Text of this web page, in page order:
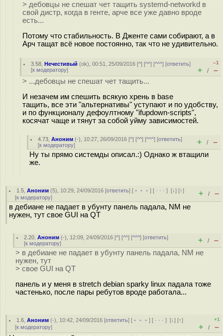
> дебовцы не спешат чет тащить systemd-networkd в
свой дистр, когда в генте, арче все уже давно вроде
есть...
Потому что стабильность. В Дженте сами собирают, а в
Арч тащат всё новое постоянно, так что не удивительно.
3.58 ,Нечестивый (ok), 00:51, 25/09/2016 [^] [^^] [^^^] [ответить]
[к модератору]
–1
+ / –
> ...дебовцы не спешат чет тащить...
И незачем им спешить всякую хрень в base
тащить, все эти "альтернативы" уступают и по удобству,
и по функционалу дефоултному "ifupdown-scripts",
косячат чаще и тянут за собой уйму зависимостей.
4.73 ,Аноним (-), 10:27, 26/09/2016 [^] [^^] [^^^] [ответить]
[к модератору] + / –
Ну ты прямо системды описал.:) Однако ж втащили
же.
1.5 ,Аноним (5), 10:29, 24/09/2016 [ответить] [ ﹢﹢﹢] [ · · ·][↓] [↑]
[к модератору] + / –
в дебиане не падает в убунту панель падала, NM не
нужен, тут свое GUI на QT
2.20 ,Аноним (-), 12:09, 24/09/2016 [^] [^^] [^^^] [ответить]
[к модератору] + / –
> в дебиане не падает в убунту панель падала, NM не
нужен, тут
> свое GUI на QT
панель и у меня в stretch debian sparky linux падала тоже
частенько, после пары ребутов вроде работала...
1.6 ,Аноним (-), 10:42, 24/09/2016 [ответить] [ ﹢﹢﹢] [ · · ·][↓] [↑]
[к модератору]
+1
+ / –